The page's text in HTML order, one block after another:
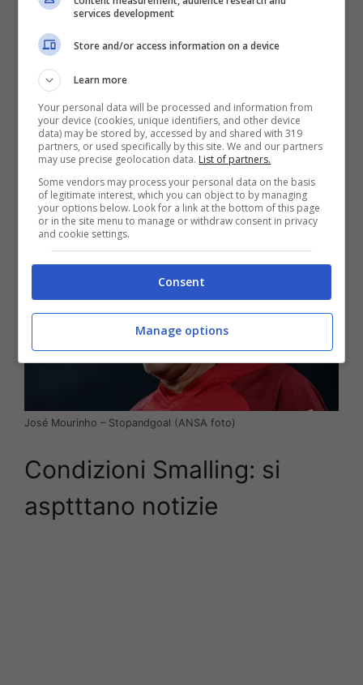
Queste le parole diMourinho sull’infortunato
spiegare nel dettaglio cos’ha avuto. Quello che
ho capito io dai dottori e da qualche
conoscenza mia è che è un infortunio che
provoca dolore, poi qualche volta è difficile
lavorare col dolore e resistere al dolore, anche
se è un tipo di infortunio dove qualche volta
devi tornare in campo col dolore”.
José Mourinho – Stopandgoal (ANSA foto)
Condizioni Smalling: si
asptttano notizie
services development
Store and/or access information on a device
Learn more
Your personal data will be processed and information from
your device (cookies, unique identifiers, and other device
data) may be stored by, accessed by and shared with 319
partners, or used specifically by this site. We and our partners
may use precise geolocation data. List of partners.
Some vendors may process your personal data on the basis
of legitimate interest, which you can object to by managing
your options below. Look for a link at the bottom of this page
or in the site menu to manage or withdraw consent in privacy
and cookie settings.
Consent
Manage options